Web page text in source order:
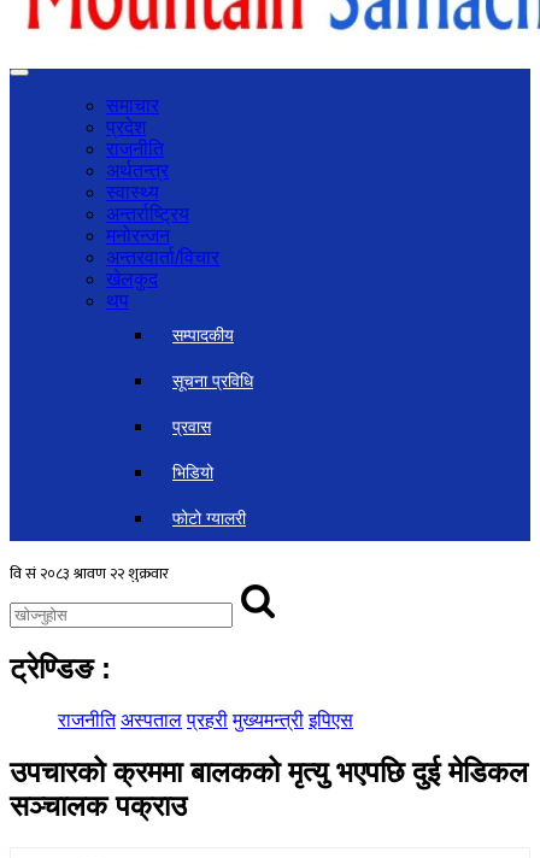
समाचार
प्रदेश
राजनीति
अर्थतन्त्र
स्वास्थ्य
अन्तर्राष्ट्रिय
मनोरन्जन
अन्तरवार्ता/विचार
खेलकुद
थप
सम्पादकीय
सूचना प्रविधि
प्रवास
भिडियो
फोटो ग्यालरी
ट्रेण्डिङ :
राजनीति अस्पताल प्रहरी मुख्यमन्त्री इपिएस
उपचारको क्रममा बालकको मृत्यु भएपछि दुई मेडिकल
सञ्चालक पक्राउ